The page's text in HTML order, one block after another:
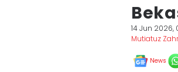
14 Jun 2026,
Mutiatuz
News